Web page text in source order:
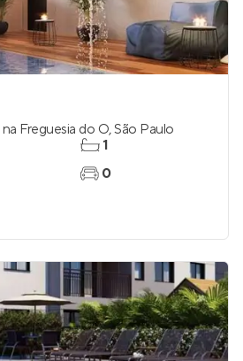
na Freguesia do Ó,São Paulo
1
0